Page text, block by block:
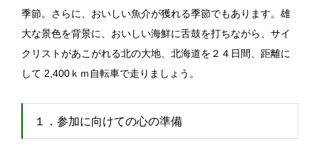
季節。さらに、おいしい魚介が獲れる季節でもあります。雄
大な景色を背景に、おいしい海鮮に舌鼓を打ちながら、サイ
クリストがあこがれる北の大地、北海道を２４日間、距離に
して 2,400ｋｍ自転車で走りましょう。
１．参加に向けての心の準備